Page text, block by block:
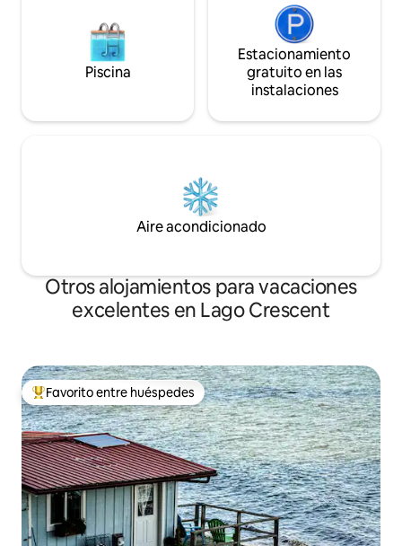
Piscina
Estacionamiento
gratuito en las
instalaciones
Aire acondicionado
Otros alojamientos para vacaciones
excelentes en Lago Crescent
Favorito entre huéspedes preferido
Favorito entre huéspedes